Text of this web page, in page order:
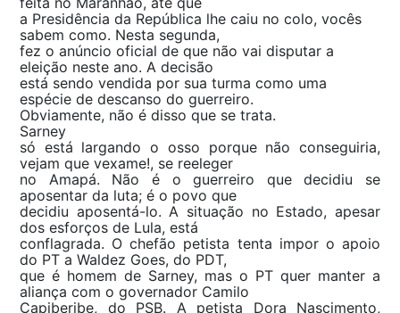
a Presidência da República lhe caiu no colo, vocês
sabem como. Nesta segunda,
fez o anúncio oficial de que não vai disputar a
eleição neste ano. A decisão
está sendo vendida por sua turma como uma
espécie de descanso do guerreiro.
Obviamente, não é disso que se trata.
Sarney
só está largando o osso porque não conseguiria,
vejam que vexame!, se reeleger
no Amapá. Não é o guerreiro que decidiu se
aposentar da luta; é o povo que
decidiu aposentá-lo. A situação no Estado, apesar
dos esforços de Lula, está
conflagrada. O chefão petista tenta impor o apoio
do PT a Waldez Goes, do PDT,
que é homem de Sarney, mas o PT quer manter a
aliança com o governador Camilo
Capiberibe, do PSB. A petista Dora Nascimento,